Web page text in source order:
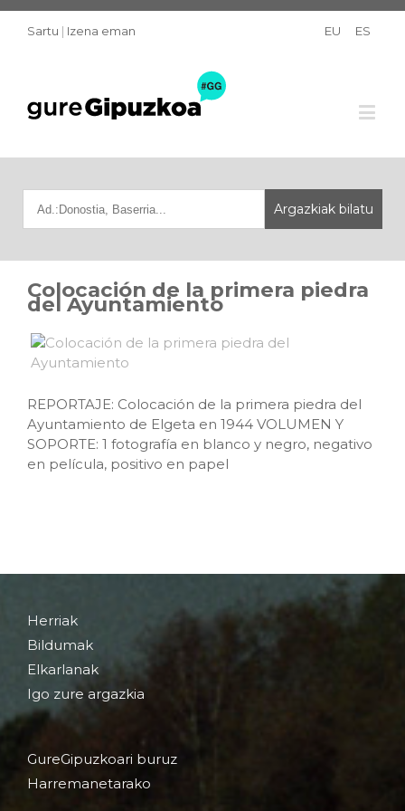
Sartu | Izena eman EU ES
Colocación de la primera piedra
del Ayuntamiento
REPORTAJE: Colocación de la primera piedra del
Ayuntamiento de Elgeta en 1944 VOLUMEN Y
SOPORTE: 1 fotografía en blanco y negro, negativo
en película, positivo en papel
Herriak
Bildumak
Elkarlanak
Igo zure argazkia
GureGipuzkoari buruz
Harremanetarako